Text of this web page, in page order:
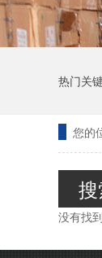
热门关
您的
没有找